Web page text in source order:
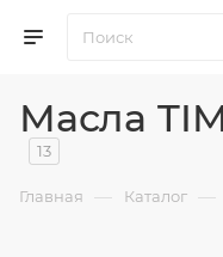
Масла
13
Главная — Каталог —